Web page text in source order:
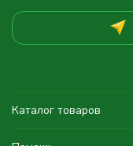
Каталог товаров